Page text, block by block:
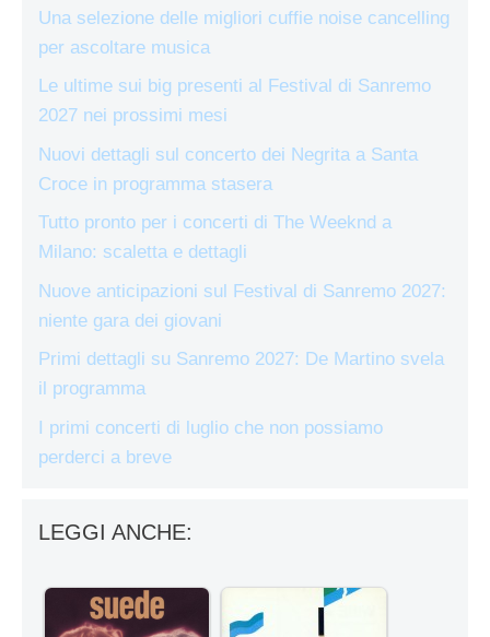
Una selezione delle migliori cuffie noise cancelling
per ascoltare musica
Le ultime sui big presenti al Festival di Sanremo
2027 nei prossimi mesi
Nuovi dettagli sul concerto dei Negrita a Santa
Croce in programma stasera
Tutto pronto per i concerti di The Weeknd a
Milano: scaletta e dettagli
Nuove anticipazioni sul Festival di Sanremo 2027:
niente gara dei giovani
Primi dettagli su Sanremo 2027: De Martino svela
il programma
I primi concerti di luglio che non possiamo
perderci a breve
LEGGI ANCHE: